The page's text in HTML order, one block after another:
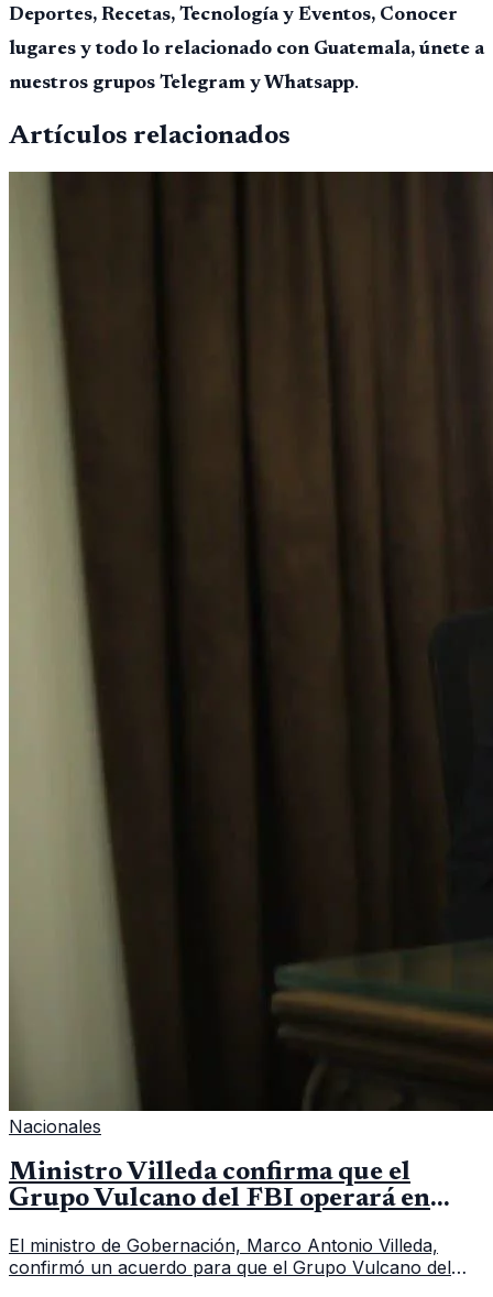
Deportes, Recetas, Tecnología y Eventos, Conocer
lugares y todo lo relacionado con Guatemala, únete a
nuestros grupos Telegram y Whatsapp.
Artículos relacionados
Nacionales
Ministro Villeda confirma que el
Grupo Vulcano del FBI operará en
El ministro de Gobernación, Marco Antonio Villeda,
confirmó un acuerdo para que el Grupo Vulcano del